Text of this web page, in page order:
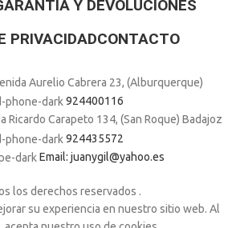
Y DEVOLUCIONES
PRIVACIDADCONTACTO
Aurelio Cabrera 23, (Alburquerque)
924400116
Ricardo Carapeto 134, (San Roque) Badajoz
924435572
Email: juanygil@yahoo.es
los derechos reservados .
su experiencia en nuestro sitio web. Al